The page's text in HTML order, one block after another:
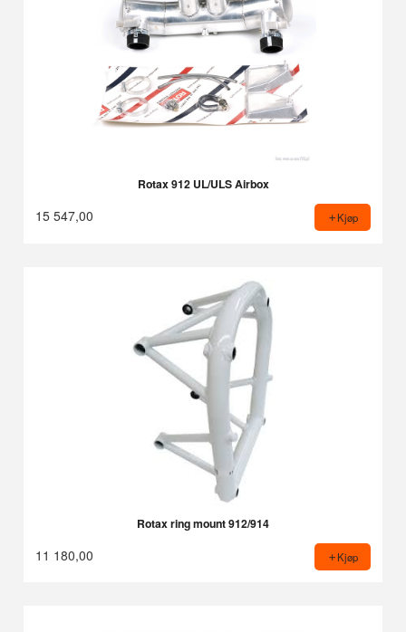
Rotax 912 UL/ULS Airbox
15 547,00 Kjøp
Rotax ring mount 912/914
11 180,00 Kjøp